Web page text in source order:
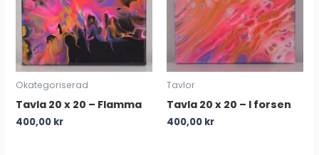
Okategoriserad
Tavla 20 x 20 – Flamma
400,00 kr
Tavlor
Tavla 20 x 20 – I forsen
400,00 kr